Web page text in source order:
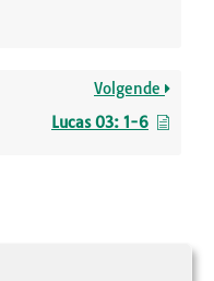
Volgende
Lucas 03: 1-6